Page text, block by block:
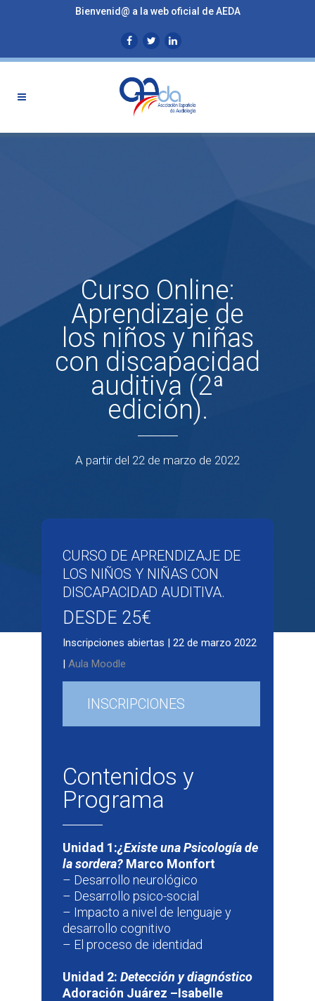
Bienvenid@ a la web oficial de AEDA
Curso Online:
Aprendizaje de
los niños y niñas
con discapacidad
auditiva (2ª
edición).
A partir del 22 de marzo de 2022
CURSO DE APRENDIZAJE DE
LOS NIÑOS Y NIÑAS CON
DISCAPACIDAD AUDITIVA.
DESDE 25€
Inscripciones abiertas | 22 de marzo 2022
| Aula Moodle
INSCRIPCIONES
Contenidos y
Programa
Unidad 1:¿Existe una Psicología de
la sordera? Marco Monfort
– Desarrollo neurológico
– Desarrollo psico-social
– Impacto a nivel de lenguaje y
desarrollo cognitivo
– El proceso de identidad
Unidad 2: Detección y diagnóstico
Adoración Juárez –Isabelle